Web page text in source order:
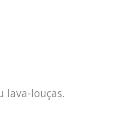
lava-louças.